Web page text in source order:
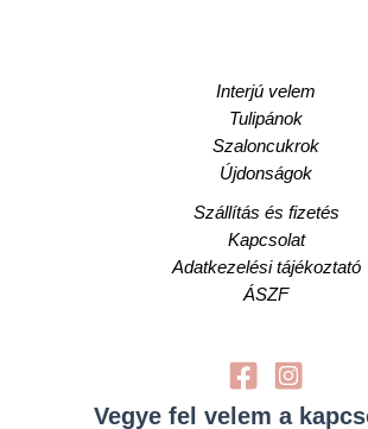
Interjú velem
Tulipánok
Szaloncukrok
Újdonságok
Szállítás és fizetés
Kapcsolat
Adatkezelési tájékoztató
ÁSZF
Vegye fel velem a